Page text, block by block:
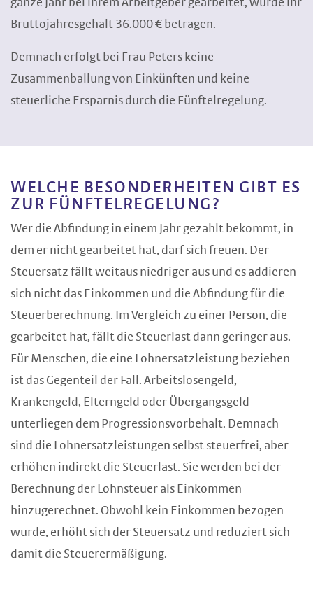
ganze Jahr bei ihrem Arbeitgeber gearbeitet, würde ihr
Bruttojahresgehalt 36.000 € betragen.
Demnach erfolgt bei Frau Peters keine
Zusammenballung von Einkünften und keine
steuerliche Ersparnis durch die Fünftelregelung.
WELCHE BESONDERHEITEN GIBT ES
ZUR FÜNFTELREGELUNG?
Wer die Abfindung in einem Jahr gezahlt bekommt, in
dem er nicht gearbeitet hat, darf sich freuen. Der
Steuersatz fällt weitaus niedriger aus und es addieren
sich nicht das Einkommen und die Abfindung für die
Steuerberechnung. Im Vergleich zu einer Person, die
gearbeitet hat, fällt die Steuerlast dann geringer aus.
Für Menschen, die eine Lohnersatzleistung beziehen
ist das Gegenteil der Fall. Arbeitslosengeld,
Krankengeld, Elterngeld oder Übergangsgeld
unterliegen dem Progressionsvorbehalt. Demnach
sind die Lohnersatzleistungen selbst steuerfrei, aber
erhöhen indirekt die Steuerlast. Sie werden bei der
Berechnung der Lohnsteuer als Einkommen
hinzugerechnet. Obwohl kein Einkommen bezogen
wurde, erhöht sich der Steuersatz und reduziert sich
damit die Steuerermäßigung.